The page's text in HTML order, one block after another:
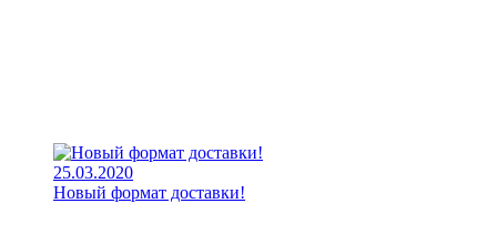
25.03.2020
Новый формат доставки!